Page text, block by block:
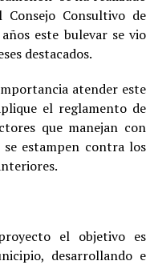
Consultivo de
este bulevar se vio
destacados.
atender este
el reglamento de
que manejan con
se estampen contra los
el objetivo es
desarrollando e